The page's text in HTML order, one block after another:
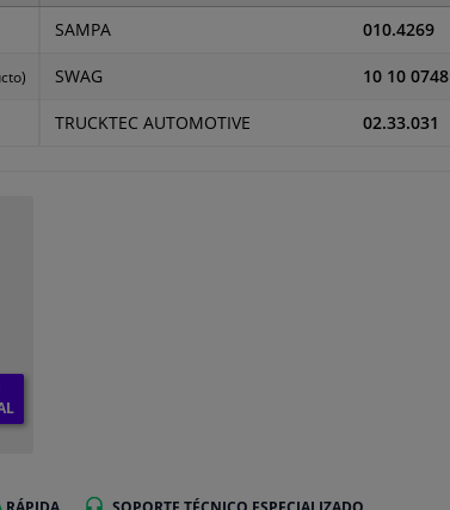
SAMPA 010.4269
SWAG 10 10 0748
TRUCKTEC AUTOMOTIVE 02.33.031